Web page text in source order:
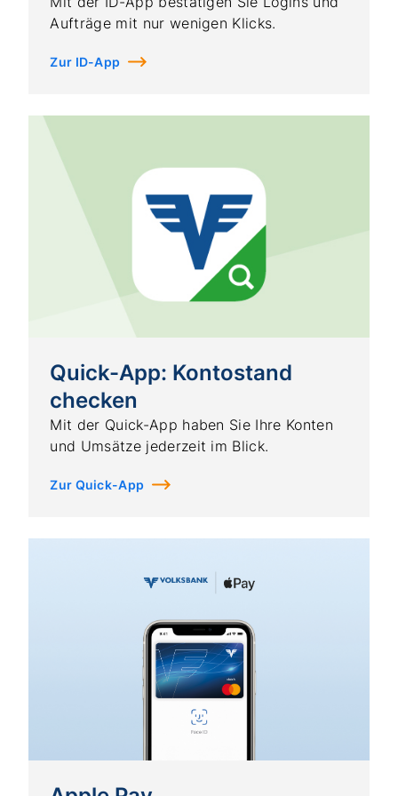
Aufträge mit nur wenigen Klicks.
Zur ID-App
Quick-App: Kontostand
checken
Mit der Quick-App haben Sie Ihre Konten
und Umsätze jederzeit im Blick.
Zur Quick-App